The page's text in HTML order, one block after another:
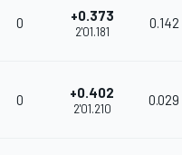
0 +0.373
2'01.181
0.142
0 +0.402
2'01.210
0.029